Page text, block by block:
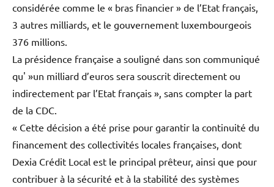
considérée comme le « bras financier » de l’Etat français,
3 autres milliards, et le gouvernement luxembourgeois
376 millions.
La présidence française a souligné dans son communiqué
qu' »un milliard d’euros sera souscrit directement ou
indirectement par l’Etat français », sans compter la part
de la CDC.
« Cette décision a été prise pour garantir la continuité du
financement des collectivités locales françaises, dont
Dexia Crédit Local est le principal prêteur, ainsi que pour
contribuer à la sécurité et à la stabilité des systèmes